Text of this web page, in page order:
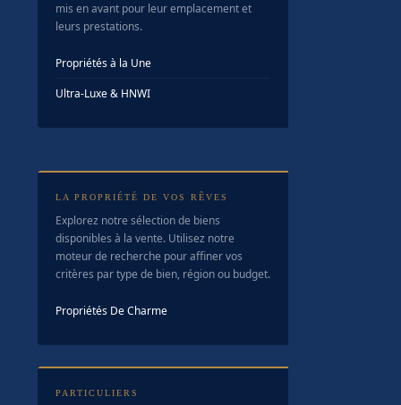
mis en avant pour leur emplacement et
leurs prestations.
Propriétés à la Une
Ultra-Luxe & HNWI
LA PROPRIÉTÉ DE VOS RÊVES
Explorez notre sélection de biens
disponibles à la vente. Utilisez notre
moteur de recherche pour affiner vos
critères par type de bien, région ou budget.
Propriétés De Charme
PARTICULIERS